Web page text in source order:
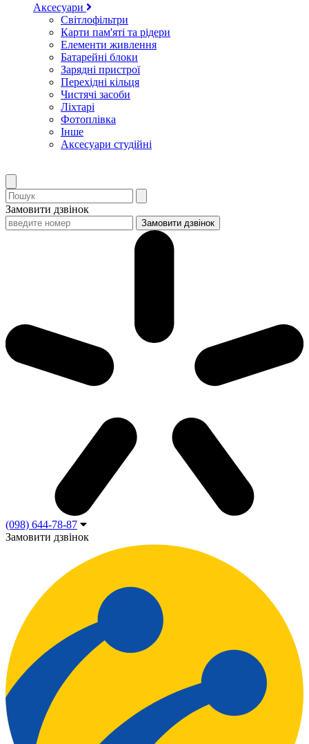
Аксесуари
Світлофільтри
Карти пам'яті та рідери
Елементи живлення
Батарейні блоки
Зарядні пристрої
Перехідні кільця
Чистячі засоби
Ліхтарі
Фотоплівка
Інше
Аксесуари студійні
Замовити дзвінок
(098) 644-78-87
Замовити дзвінок